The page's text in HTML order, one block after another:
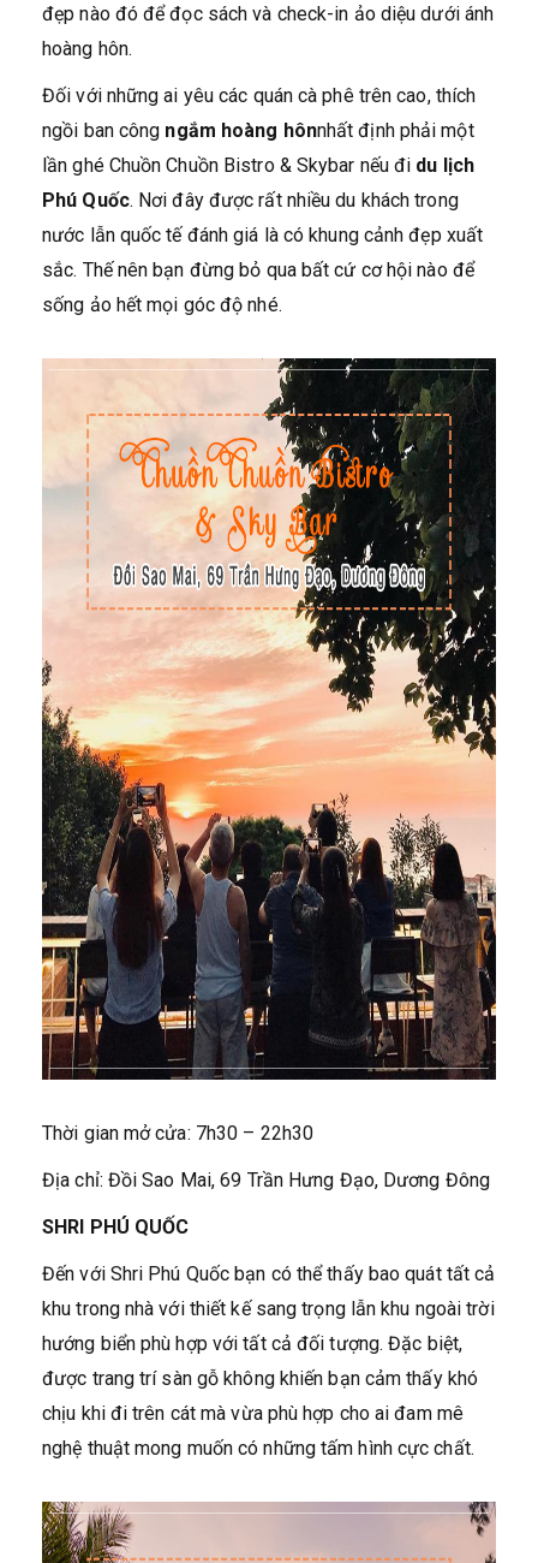
đẹp nào đó để đọc sách và check-in ảo diệu dưới ánh
hoàng hôn.
Đối với những ai yêu các quán cà phê trên cao, thích
ngồi ban công ngắm hoàng hônnhất định phải một
lần ghé Chuồn Chuồn Bistro & Skybar nếu đi du lịch
Phú Quốc. Nơi đây được rất nhiều du khách trong
nước lẫn quốc tế đánh giá là có khung cảnh đẹp xuất
sắc. Thế nên bạn đừng bỏ qua bất cứ cơ hội nào để
sống ảo hết mọi góc độ nhé.
Thời gian mở cửa: 7h30 – 22h30
Địa chỉ: Đồi Sao Mai, 69 Trần Hưng Đạo, Dương Đông
SHRI PHÚ QUỐC
Đến với Shri Phú Quốc bạn có thể thấy bao quát tất cả
khu trong nhà với thiết kế sang trọng lẫn khu ngoài trời
hướng biển phù hợp với tất cả đối tượng. Đặc biệt,
được trang trí sàn gỗ không khiến bạn cảm thấy khó
chịu khi đi trên cát mà vừa phù hợp cho ai đam mê
nghệ thuật mong muốn có những tấm hình cực chất.